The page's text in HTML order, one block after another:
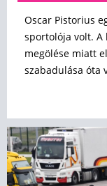
Oscar Pistorius
sportolója volt. A
megölése miatt
szabadulása óta